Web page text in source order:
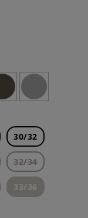
30/32
32/34
33/36